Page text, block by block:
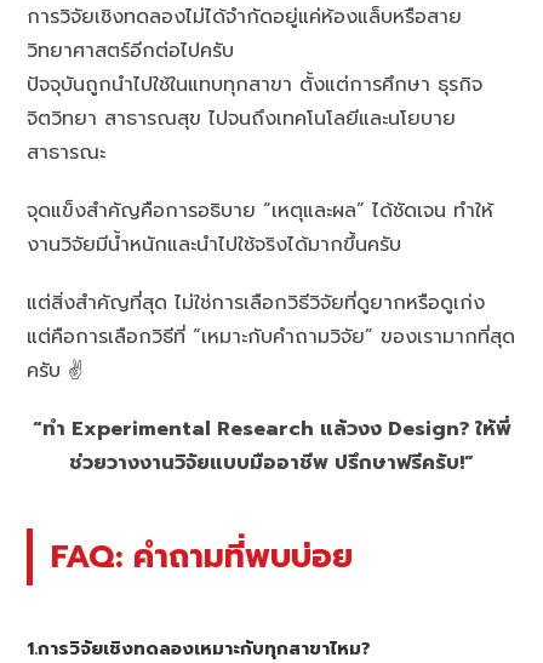
การวิจัยเชิงทดลองไม่ได้จำกัดอยู่แค่ห้องแล็บหรือสาย
วิทยาศาสตร์อีกต่อไปครับ
ปัจจุบันถูกนำไปใช้ในแทบทุกสาขา ตั้งแต่การศึกษา ธุรกิจ
จิตวิทยา สาธารณสุข ไปจนถึงเทคโนโลยีและนโยบาย
สาธารณะ
จุดแข็งสำคัญคือการอธิบาย “เหตุและผล” ได้ชัดเจน ทำให้
งานวิจัยมีน้ำหนักและนำไปใช้จริงได้มากขึ้นครับ
แต่สิ่งสำคัญที่สุด ไม่ใช่การเลือกวิธีวิจัยที่ดูยากหรือดูเก่ง
แต่คือการเลือกวิธีที่ “เหมาะกับคำถามวิจัย” ของเรามากที่สุด
ครับ ✌️
“ทำ Experimental Research แล้วงง Design? ให้พี่
ช่วยวางงานวิจัยแบบมืออาชีพ ปรึกษาฟรีครับ!”
FAQ: คำถามที่พบบ่อย
1.การวิจัยเชิงทดลองเหมาะกับทุกสาขาไหม?